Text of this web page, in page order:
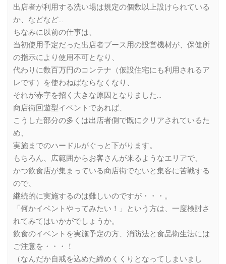
出店者が利用する洗い場は規定の個数以上設けられている
か、などなど…
ちなみに以前の仕事は、
当初使用予定だった出店者ブース用の設営機材が、保健所
の指示により使用不可となり、
代わりに数百万円のコンテナ（仮設住宅にも利用されるア
レです）を使わねばならなくなり、
それが赤字を招く大きな原因となりました…
商店街回遊型イベントであれば、
こうした部分の多くは出店者側で既にクリアされているた
め、
実施までのハードルがぐっと下がります。
もちろん、広範囲からお客さんが来るようなエリアで、
かつ飲食店が集まっている商店街でないと集客に苦戦する
ので、
継続的に実施するのは難しいのですが・・・。
「何かイベントやってみたい！」という方は、一度検討さ
れてみてはいかがでしょうか。
飲食のイベントを実施予定の方、消防法と食品衛生法には
ご注意を・・・！
（なんだか自戒を込めた締めくくりとなってしまいまし